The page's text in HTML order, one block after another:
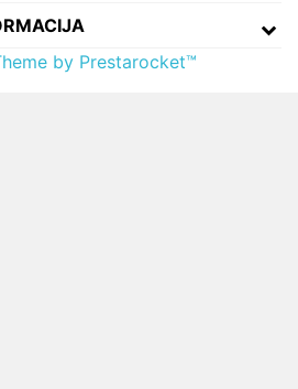
by Prestarocket™